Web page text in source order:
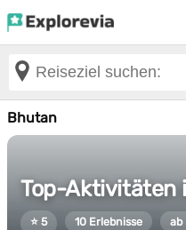
Bhutan
Top-Aktivitäten
⭐ 5 10 Erlebnisse ab